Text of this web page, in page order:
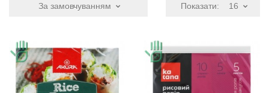
За замовчуванням Показати: 16